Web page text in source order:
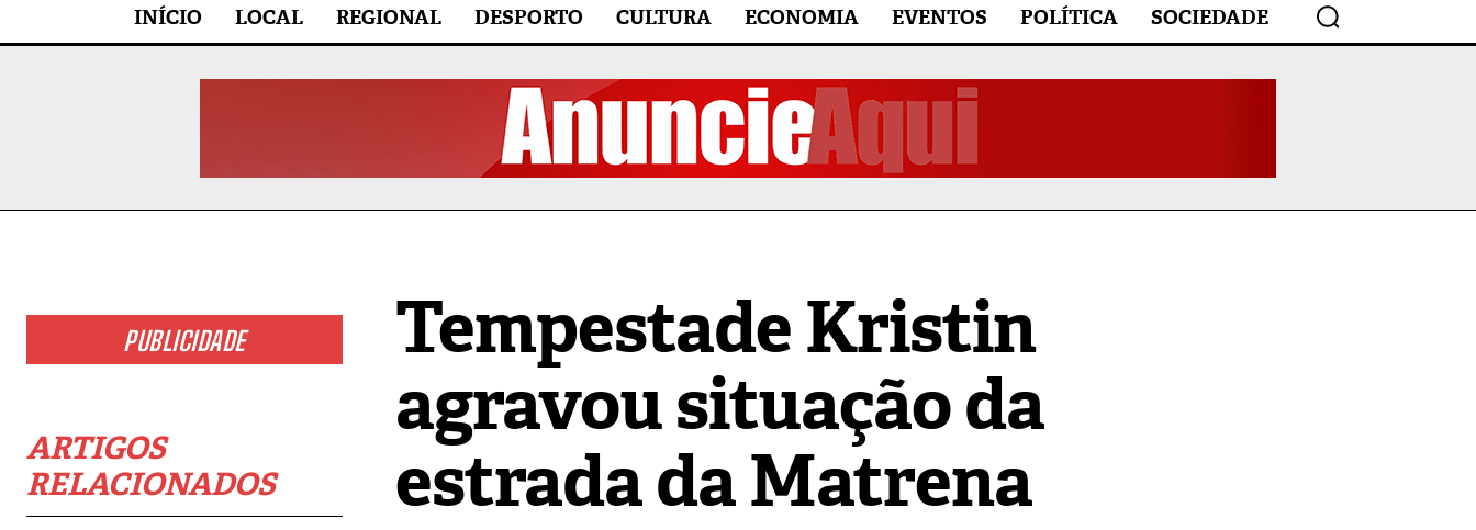
INÍCIO LOCAL REGIONAL DESPORTO CULTURA ECONOMIA EVENTOS POLÍTICA SOCIEDADE
PUBLICIDADE
ARTIGOS
RELACIONADOS
Tempestade Kristin
agravou situação da
estrada da Matrena